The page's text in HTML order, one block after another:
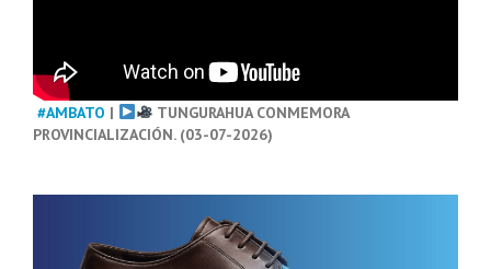
#AMBATO |
TUNGURAHUA CONMEMORA
PROVINCIALIZACIÓN. (03-07-2026)